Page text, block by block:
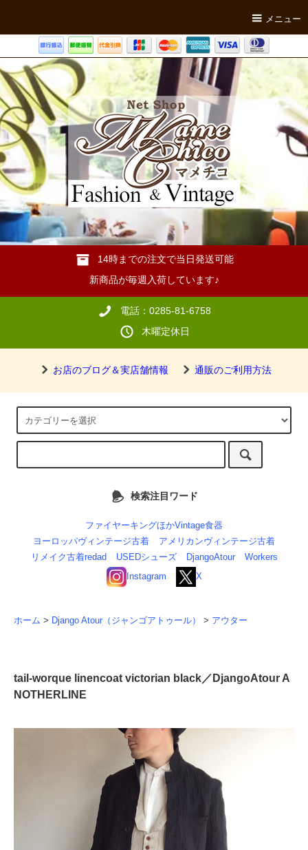
メニュー
14時までの注文で当日発送可能
新商品が毎週入荷しています♪
電話：0285-81-6758
木曜定休日
お店のブログ＆実店舗情報 通販のご利用方法
検索注目ワード
ファイヤーキングほかVintage食器
ヨーロッパヴィンテージ古着
アメリカンヴィンテージ古着
リメイク古着redad
USEDシューズ DjangoAtour
Workers
Instagram
X
ホーム > Django Atour（ジャンゴアトゥール） > アウター
tail-worque linencoat victorian black／DjangoAtour A
NOTHERLINE